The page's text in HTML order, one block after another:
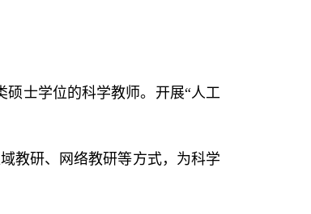
士学位的科学教师。开展“人工
教研、网络教研等方式，为科学